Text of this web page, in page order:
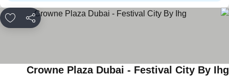
مشاركة
Crowne Plaza Dubai - Festival City By